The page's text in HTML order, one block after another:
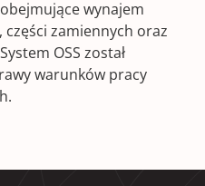
wynajem
części zamiennych oraz
OSS został
warunków pracy